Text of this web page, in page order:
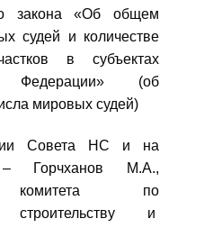
закона «Об общем
судей и количестве
в субъектах
Федерации» (об
мировых судей)
Совета НС и на
Горчханов М.А.,
комитета по
строительству и